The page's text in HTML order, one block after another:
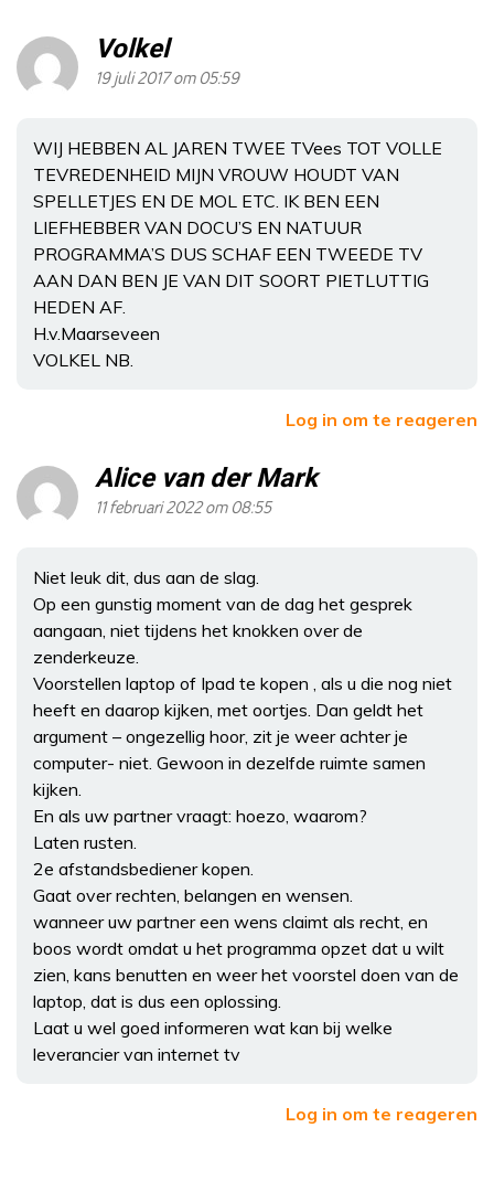
Volkel
19 juli 2017 om 05:59
WIJ HEBBEN AL JAREN TWEE TVees TOT VOLLE
TEVREDENHEID MIJN VROUW HOUDT VAN
SPELLETJES EN DE MOL ETC. IK BEN EEN
LIEFHEBBER VAN DOCU’S EN NATUUR
PROGRAMMA’S DUS SCHAF EEN TWEEDE TV
AAN DAN BEN JE VAN DIT SOORT PIETLUTTIG
HEDEN AF.
H.v.Maarseveen
VOLKEL NB.
Log in om te reageren
Alice van der Mark
11 februari 2022 om 08:55
Niet leuk dit, dus aan de slag.
Op een gunstig moment van de dag het gesprek
aangaan, niet tijdens het knokken over de
zenderkeuze.
Voorstellen laptop of Ipad te kopen , als u die nog niet
heeft en daarop kijken, met oortjes. Dan geldt het
argument – ongezellig hoor, zit je weer achter je
computer- niet. Gewoon in dezelfde ruimte samen
kijken.
En als uw partner vraagt: hoezo, waarom?
Laten rusten.
2e afstandsbediener kopen.
Gaat over rechten, belangen en wensen.
wanneer uw partner een wens claimt als recht, en
boos wordt omdat u het programma opzet dat u wilt
zien, kans benutten en weer het voorstel doen van de
laptop, dat is dus een oplossing.
Laat u wel goed informeren wat kan bij welke
leverancier van internet tv
Log in om te reageren